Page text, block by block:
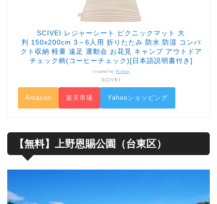
SCIVEI レジャーシート ピクニックマット 大
判 150x200cm 3～6人用 折りたたみ 防水 防湿 コンパ
クト収納 軽量 遠足 運動会 お花見 キャンプ アウトドア
チェック柄(コーヒーチェック)[日本語説明書付き]
created by Rinker
SCIVEI
Amazon 楽天市場 Yahooショッピング
【無料】上野恩賜公園（台東区）